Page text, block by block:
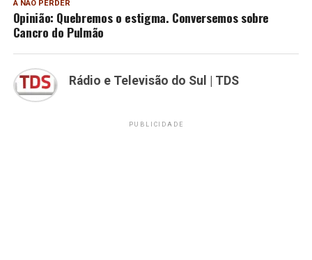
A NÃO PERDER
Opinião: Quebremos o estigma. Conversemos sobre
Cancro do Pulmão
Rádio e Televisão do Sul | TDS
PUBLICIDADE